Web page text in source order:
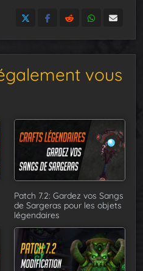
vous
Patch 7.2: Gardez vos Sangs
de Sargeras pour les objets
légendaires